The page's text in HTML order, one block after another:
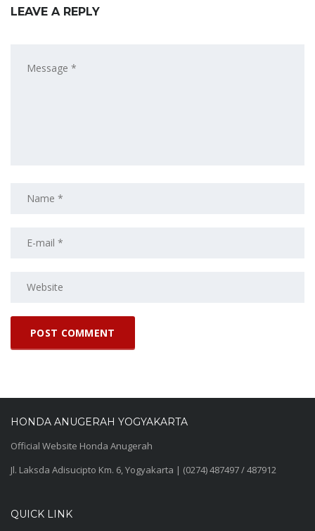
LEAVE A REPLY
HONDA ANUGERAH YOGYAKARTA
Official Website Honda Anugerah
Jl. Laksda Adisucipto Km. 6, Yogyakarta | (0274) 487497 / 487912
QUICK LINK